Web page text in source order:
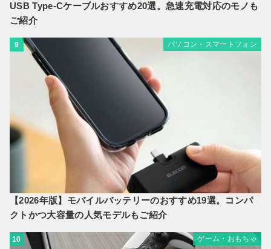
USB Type-Cケーブルおすすめ20選。急速充電対応のモノも
ご紹介
9 パソコン・スマートフォン
【2026年版】モバイルバッテリーのおすすめ19選。コンパ
クトかつ大容量の人気モデルもご紹介
10 ゲーム・おもちゃ